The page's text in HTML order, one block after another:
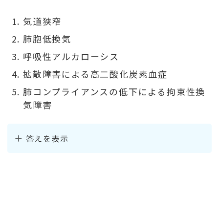
気道狭窄
肺胞低換気
呼吸性アルカローシス
拡散障害による高二酸化炭素血症
肺コンプライアンスの低下による拘束性換
気障害
答えを表示